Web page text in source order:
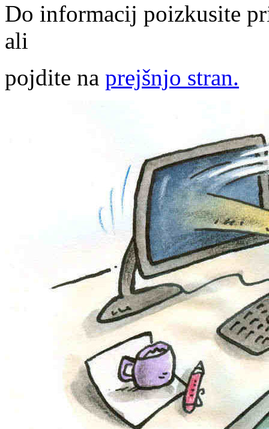
Do informacij poizkusite
ali
pojdite na prejšnjo stran.